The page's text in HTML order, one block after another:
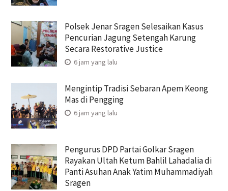
Polsek Jenar Sragen Selesaikan Kasus
Pencurian Jagung Setengah Karung
Secara Restorative Justice
6 jam yang lalu
Mengintip Tradisi Sebaran Apem Keong
Mas di Pengging
6 jam yang lalu
Pengurus DPD Partai Golkar Sragen
Rayakan Ultah Ketum Bahlil Lahadalia di
Panti Asuhan Anak Yatim Muhammadiyah
Sragen